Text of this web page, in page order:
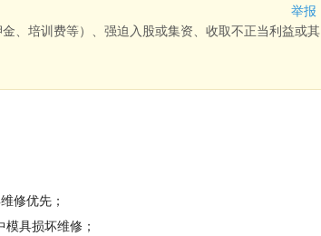
举报
、培训费等）、强迫入股或集资、收取不正当利益或其
修优先；
具损坏维修；